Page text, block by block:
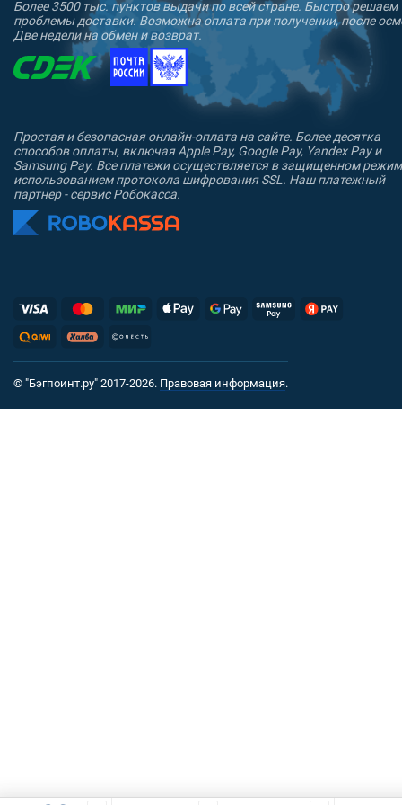
Более 3500 тыс. пунктов выдачи по всей стране. Быстро решаем
проблемы доставки. Возможна оплата при получении, после
Две недели на обмен и возврат.
Простая и безопасная онлайн-оплата на сайте. Более десятка
способов оплаты, включая Apple Pay, Google Pay, Yandex Pay и
Samsung Pay. Все платежи осуществляется в защищенном
использованием протокола шифрования SSL. Наш платежный
партнер - сервис Робокасса.
© "Бэгпоинт.ру" 2017-2026. Правовая информация.